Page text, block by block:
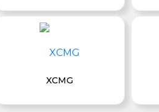
XCMG